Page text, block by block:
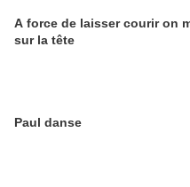
A force de laisser courir on
sur la tête
Paul danse